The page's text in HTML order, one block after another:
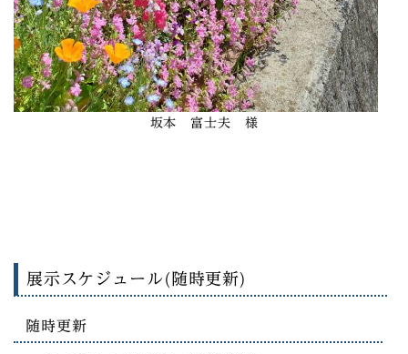
坂本 富士夫 様
展示スケジュール(随時更新)
随時更新